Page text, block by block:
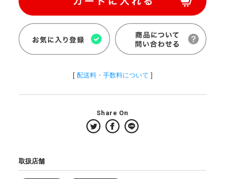
[ 配送料・手数料について ]
Share On
取扱店舗